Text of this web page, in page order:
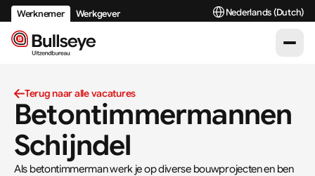
Terug naar alle vacatures
Betontimmermannen
Schijndel
Als betontimmerman werk je op diverse bouwprojecten en ben
Werknemer Werkgever Select Language
Nederlands (Dutch)